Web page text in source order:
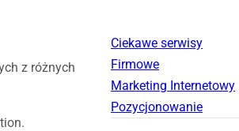
z różnych
Ciekawe serwisy
Firmowe
Marketing Internetowy
Pozycjonowanie